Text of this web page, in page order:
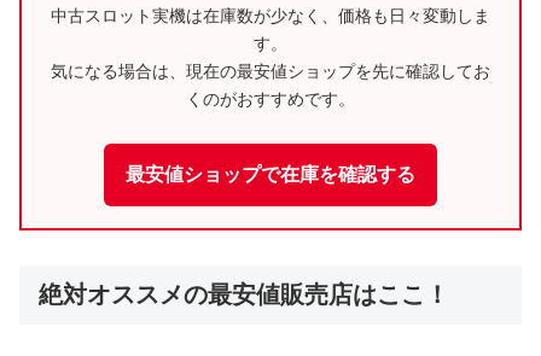
中古スロット実機は在庫数が少なく、価格も日々変動しま
す。
気になる場合は、現在の最安値ショップを先に確認してお
くのがおすすめです。
最安値ショップで在庫を確認する
絶対オススメの最安値販売店はここ！